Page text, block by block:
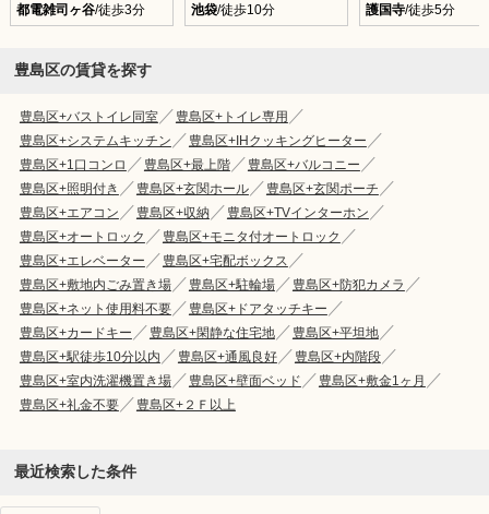
都電雑司ヶ谷/徒歩3分
池袋/徒歩10分
護国寺/徒歩5分
豊島区の賃貸を探す
豊島区+バストイレ同室
豊島区+トイレ専用
豊島区+システムキッチン
豊島区+IHクッキングヒーター
豊島区+1口コンロ
豊島区+最上階
豊島区+バルコニー
豊島区+照明付き
豊島区+玄関ホール
豊島区+玄関ポーチ
豊島区+エアコン
豊島区+収納
豊島区+TVインターホン
豊島区+オートロック
豊島区+モニタ付オートロック
豊島区+エレベーター
豊島区+宅配ボックス
豊島区+敷地内ごみ置き場
豊島区+駐輪場
豊島区+防犯カメラ
豊島区+ネット使用料不要
豊島区+ドアタッチキー
豊島区+カードキー
豊島区+閑静な住宅地
豊島区+平坦地
豊島区+駅徒歩10分以内
豊島区+通風良好
豊島区+内階段
豊島区+室内洗濯機置き場
豊島区+壁面ベッド
豊島区+敷金1ヶ月
豊島区+礼金不要
豊島区+２Ｆ以上
最近検索した条件